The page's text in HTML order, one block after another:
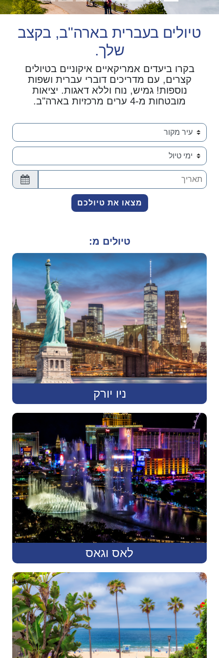
טיולים בעברית בארה"ב, בקצב
שלך.
בקרו ביעדים אמריקאיים איקוניים בטיולים
קצרים, עם מדריכים דוברי עברית ושפות
נוספות! גמיש, נוח וללא דאגות. יציאות
מובטחות מ-4 ערים מרכזיות בארה"ב.
selet date range of trip
מצאו את טיולכם
מצאו את טיולכם
טיולים מ:
ניו יורק
לאס וגאס